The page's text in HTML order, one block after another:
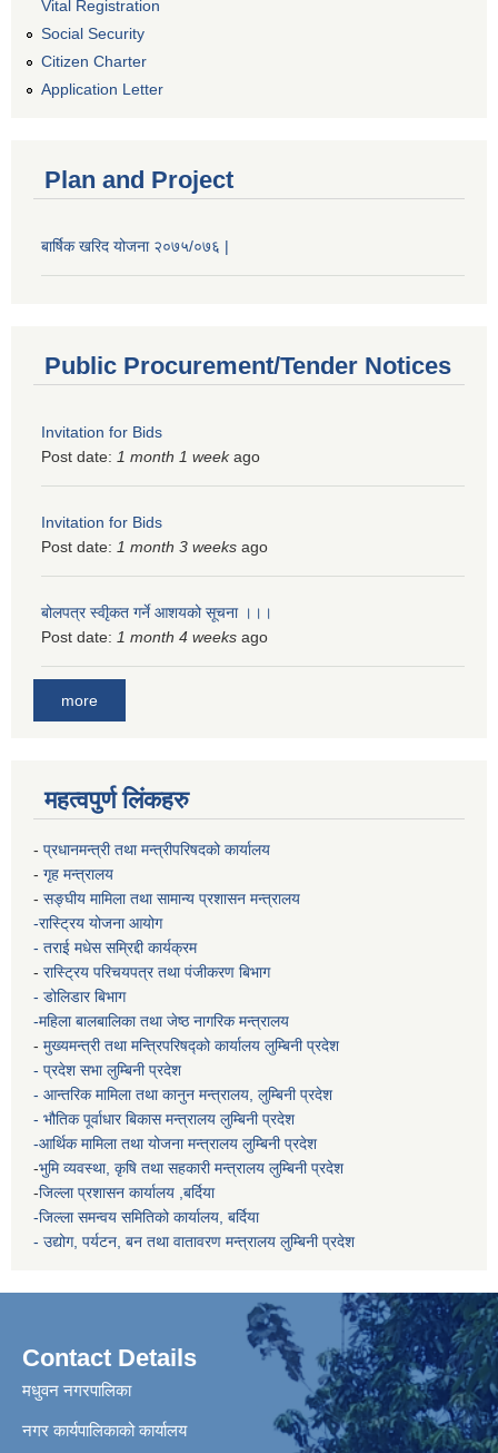
Vital Registration
Social Security
Citizen Charter
Application Letter
Plan and Project
बार्षिक खरिद योजना २०७५/०७६ |
Public Procurement/Tender Notices
Invitation for Bids
Post date: 1 month 1 weekago
Invitation for Bids
Post date: 1 month 3 weeks ago
बोलपत्र स्वीृकत गर्ने आशयको सूचना ।।।
Post date: 1 month 4 weeks ago
more
महत्वपुर्ण लिंकहरु
- प्रधानमन्त्री तथा मन्त्रीपरिषदको कार्यालय
- गृह मन्त्रालय
- सङ्घीय मामिला तथा सामान्य प्रशासन मन्त्रालय
-रास्ट्रिय योजना आयोग
- तराई मधेस सम्रिद्दी कार्यक्रम
- रास्ट्रिय परिचयपत्र तथा पंजीकरण बिभाग
- डोलिडार बिभाग
-महिला बालबालिका तथा जेष्ठ नागरिक मन्त्रालय
- मुख्यमन्त्री तथा मन्त्रिपरिषद्को कार्यालय लुम्बिनी प्रदेश
- प्रदेश सभा लुम्बिनी प्रदेश
- आन्तरिक मामिला तथा कानुन मन्त्रालय, लुम्बिनी प्रदेश
- भौतिक पूर्वाधार बिकास मन्त्रालय लुम्बिनी प्रदेश
-आर्थिक मामिला तथा योजना मन्त्रालय लुम्बिनी प्रदेश
-भुमि व्यवस्था, कृषि तथा सहकारी मन्त्रालय लुम्बिनी प्रदेश
-जिल्ला प्रशासन कार्यालय ,बर्दिया
-जिल्ला समन्वय समितिको कार्यालय, बर्दिया
- उद्योग, पर्यटन, बन तथा वातावरण मन्त्रालय लुम्बिनी प्रदेश
Contact Details
मधुवन नगरपालिका
नगर कार्यपालिकाको कार्यालय